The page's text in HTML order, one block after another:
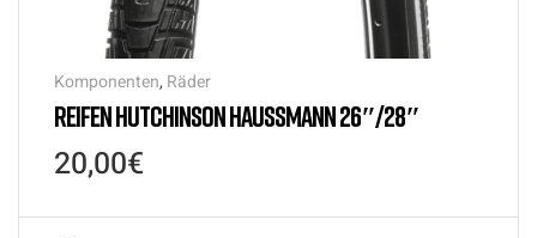
Komponenten, Räder
REIFEN HUTCHINSON HAUSSMANN 26″/28″
20,00€